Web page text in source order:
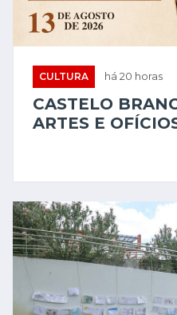
CULTURA há 20 horas
CASTELO
ARTES E